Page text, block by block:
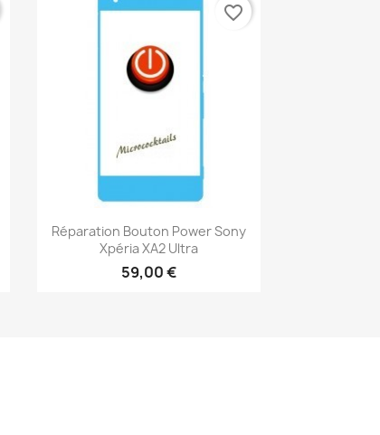
Aperçu rapide
Réparation Bouton Power Sony
Xpéria XA2 Ultra
59,00 €
favorite_border